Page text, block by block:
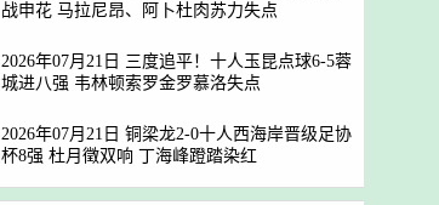
战申花 马拉尼昂、阿卜杜肉苏力失点
2026年07月21日 三度追平！十人玉昆点球6-5蓉
城进八强 韦林顿索罗金罗慕洛失点
2026年07月21日 铜梁龙2-0十人西海岸晋级足协
杯8强 杜月徵双响 丁海峰蹬踏染红